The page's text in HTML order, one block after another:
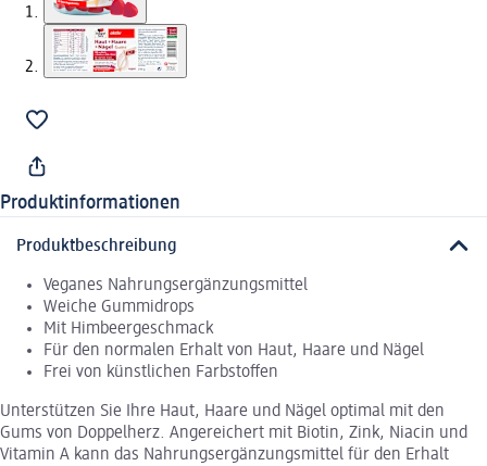
Produktinformationen
Produktbeschreibung
Veganes Nahrungsergänzungsmittel
Weiche Gummidrops
Mit Himbeergeschmack
Für den normalen Erhalt von Haut, Haare und Nägel
Frei von künstlichen Farbstoffen
Unterstützen Sie Ihre Haut, Haare und Nägel optimal mit den
Gums von Doppelherz. Angereichert mit Biotin, Zink, Niacin und
Vitamin A kann das Nahrungsergänzungsmittel für den Erhalt